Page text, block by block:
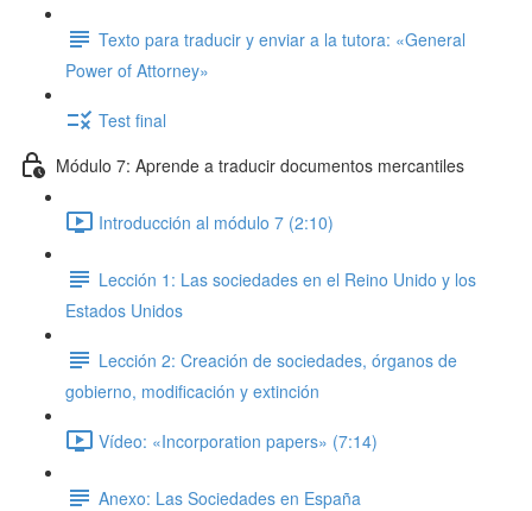
Texto para traducir y enviar a la tutora: «General
Power of Attorney»
Test final
Módulo 7: Aprende a traducir documentos mercantiles
Introducción al módulo 7 (2:10)
Lección 1: Las sociedades en el Reino Unido y los
Estados Unidos
Lección 2: Creación de sociedades, órganos de
gobierno, modificación y extinción
Vídeo: «Incorporation papers» (7:14)
Anexo: Las Sociedades en España